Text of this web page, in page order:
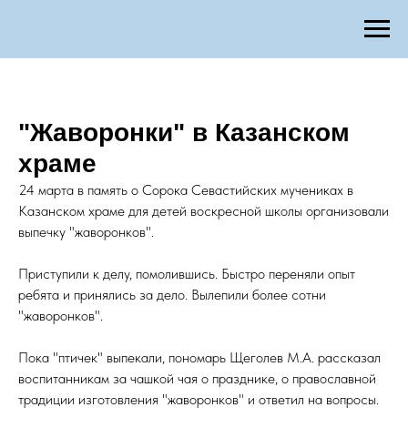
"Жаворонки" в Казанском
храме
24 марта в память о Сорока Севастийских мучениках в
Казанском храме для детей воскресной школы организовали
выпечку "жаворонков".
Приступили к делу, помолившись. Быстро переняли опыт
ребята и принялись за дело. Вылепили более сотни
"жаворонков".
Пока "птичек" выпекали, пономарь Щеголев М.А. рассказал
воспитанникам за чашкой чая о празднике, о православной
традиции изготовления "жаворонков" и ответил на вопросы.